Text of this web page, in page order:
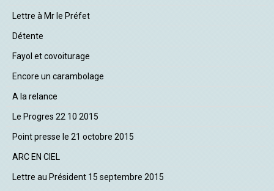
Lettre à Mr le Préfet
Détente
Fayol et covoiturage
Encore un carambolage
A la relance
Le Progres 22 10 2015
Point presse le 21 octobre 2015
ARC EN CIEL
Lettre au Président 15 septembre 2015